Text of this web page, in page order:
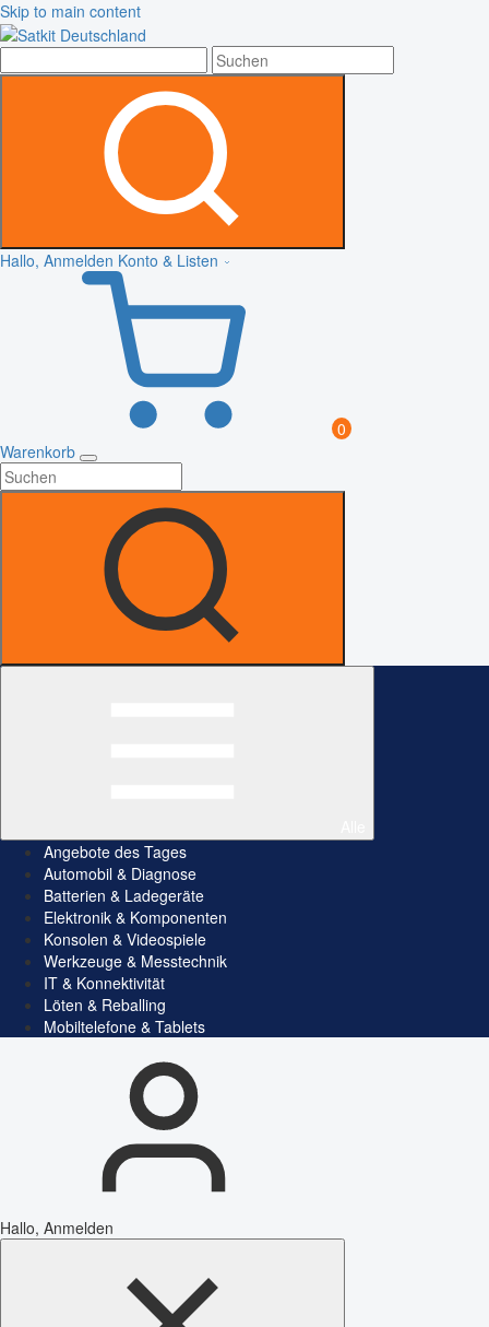
Skip to main content
Hallo, Anmelden Konto & Listen
0
Warenkorb
Angebote des Tages
Automobil & Diagnose
Batterien & Ladegeräte
Elektronik & Komponenten
Konsolen & Videospiele
Werkzeuge & Messtechnik
IT & Konnektivität
Löten & Reballing
Mobiltelefone & Tablets
Hallo, Anmelden